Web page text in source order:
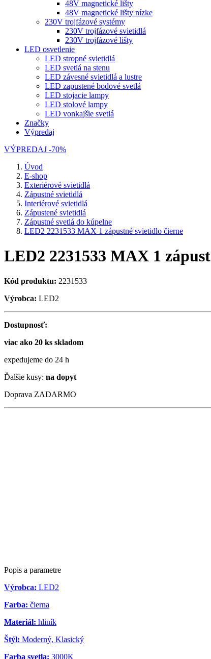
48V magnetické lišty
48V magnetické lišty nízke
230V trojfázové systémy
230V trojfázové svietidlá
230V trojfázové lišty
LED osvetlenie
LED stropné svietidlá
LED svetlá na stenu
LED závesné svietidlá a lustre
LED zapustené bodové svetlá
LED stojacie lampy
LED stolové lampy
LED vonkajšie svetlá
Značky
Výpredaj
VÝPREDAJ -70%
Úvod
E-shop
Exteriérové svietidlá
Zápustné svietidlá
Interiérové svietidlá
Zápustené svietidlá
Zápustné svetlá do kúpelne
LED2 2231533 MAX 1 zápustné svietidlo čierne
LED2 2231533 MAX 1
Kód produktu: 2231533
Výrobca: LED2
Dostupnosť:
viac ako 20 ks skladom
expedujeme do 24 h
Ďalšie kusy: na dopyt
Doprava ZADARMO
Popis a parametre
Výrobca: LED2
Farba: čierna
Materiál: hliník
Štýl: Moderný, Klasický
Farba svetla: 3000K